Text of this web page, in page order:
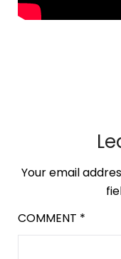
Your email
COMMENT *